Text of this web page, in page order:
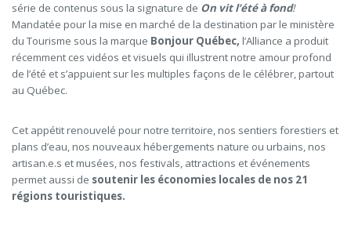
série de contenus sous la signature de On vit l’été à fond!
Mandatée pour la mise en marché de la destination par le ministère
du Tourisme sous la marque Bonjour Québec, l’Alliance a produit
récemment ces vidéos et visuels qui illustrent notre amour profond
de l’été et s’appuient sur les multiples façons de le célébrer, partout
au Québec.
Cet appétit renouvelé pour notre territoire, nos sentiers forestiers et
plans d’eau, nos nouveaux hébergements nature ou urbains, nos
artisan.e.s et musées, nos festivals, attractions et événements
permet aussi de soutenir les économies locales de nos 21
régions touristiques.